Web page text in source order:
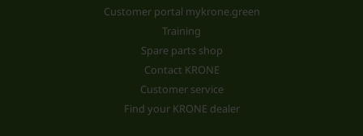
Customer portal mykrone.green
Training
Spare parts shop
Contact KRONE
Customer service
Find your KRONE dealer